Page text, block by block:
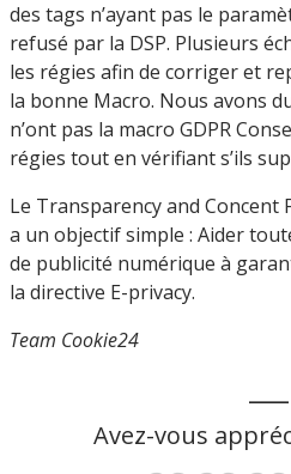
des tags n’ayant pas le
refusé par la DSP. Plusieurs
les régies afin de corriger et
la bonne Macro. Nous avons
n’ont pas la macro GDPR
régies tout en vérifiant s’ils
Le Transparency and Concent
a un objectif simple : Aider
de publicité numérique à
la directive E-privacy.
Team Cookie24
Avez-vous